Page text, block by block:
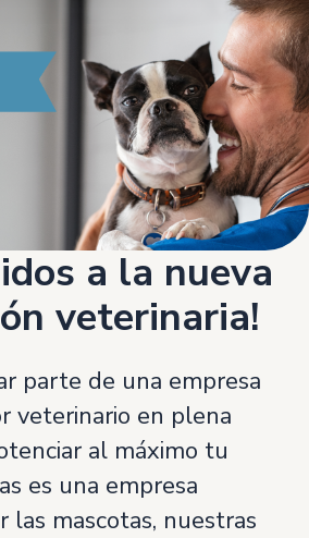
a la nueva
veterinaria!
parte de una empresa
veterinario en plena
al máximo tu
es una empresa
las mascotas, nuestras